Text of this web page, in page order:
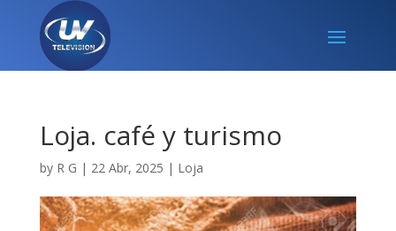
Loja. café y turismo
by R G | 22 Abr, 2025 | Loja